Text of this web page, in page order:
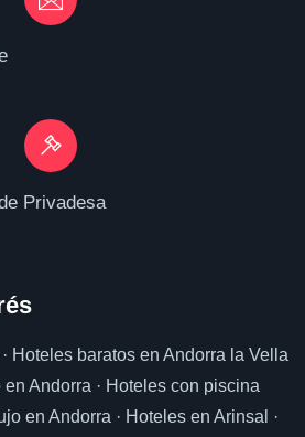
Privadesa
· Hoteles baratos en Andorra la Vella
Andorra · Hoteles con piscina
en Andorra · Hoteles en Arinsal
·